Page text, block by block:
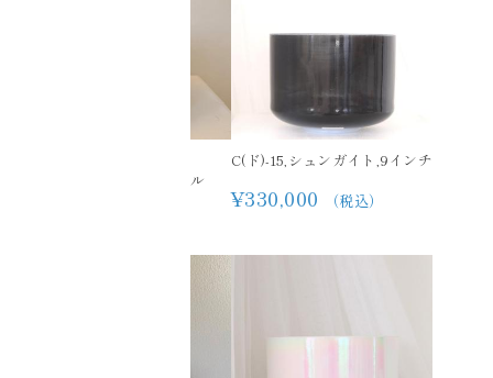
G(ソ)-15,オーシャンゴール
C(ド)-15,シュンガイト,9インチ
¥330,000 （税込）